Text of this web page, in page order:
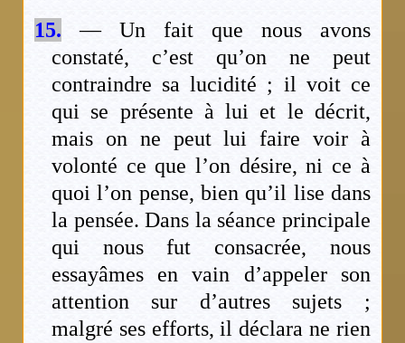
15. — Un fait que nous avons
constaté, c’est qu’on ne peut
contraindre sa lucidité ; il voit ce
qui se présente à lui et le décrit,
mais on ne peut lui faire voir à
volonté ce que l’on désire, ni ce à
quoi l’on pense, bien qu’il lise dans
la pensée. Dans la séance principale
qui nous fut consacrée, nous
essayâmes en vain d’appeler son
attention sur d’autres sujets ;
malgré ses efforts, il déclara ne rien